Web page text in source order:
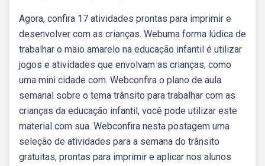
Agora, confira 17 atividades prontas para imprimir e
desenvolver com as crianças. Webuma forma lúdica de
trabalhar o maio amarelo na educação infantil é utilizar
jogos e atividades que envolvam as crianças, como
uma mini cidade com. Webconfira o plano de aula
semanal sobre o tema trânsito para trabalhar com as
crianças da educação infantil, você pode utilizar este
material com sua. Webconfira nesta postagem uma
seleção de atividades para a semana do trânsito
gratuitas, prontas para imprimir e aplicar nos alunos